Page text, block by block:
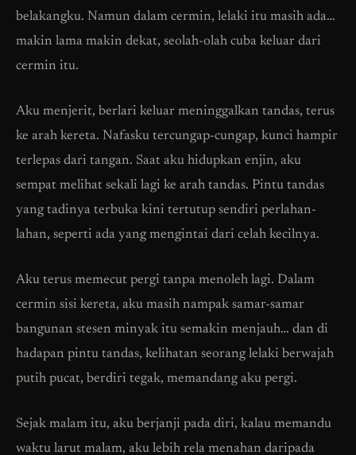
belakangku. Namun dalam cermin, lelaki itu masih ada…
makin lama makin dekat, seolah-olah cuba keluar dari
cermin itu.
Aku menjerit, berlari keluar meninggalkan tandas, terus
ke arah kereta. Nafasku tercungap-cungap, kunci hampir
terlepas dari tangan. Saat aku hidupkan enjin, aku
sempat melihat sekali lagi ke arah tandas. Pintu tandas
yang tadinya terbuka kini tertutup sendiri perlahan-
lahan, seperti ada yang mengintai dari celah kecilnya.
Aku terus memecut pergi tanpa menoleh lagi. Dalam
cermin sisi kereta, aku masih nampak samar-samar
bangunan stesen minyak itu semakin menjauh… dan di
hadapan pintu tandas, kelihatan seorang lelaki berwajah
putih pucat, berdiri tegak, memandang aku pergi.
Sejak malam itu, aku berjanji pada diri, kalau memandu
waktu larut malam, aku lebih rela menahan daripada